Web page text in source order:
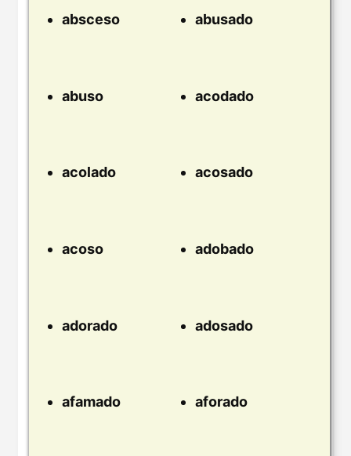
absceso abusado
abuso acodado
acolado acosado
acoso adobado
adorado adosado
afamado aforado